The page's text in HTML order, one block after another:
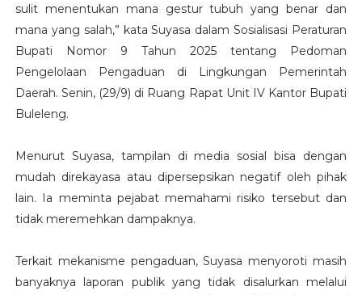
sulit menentukan mana gestur tubuh yang benar dan
mana yang salah,” kata Suyasa dalam Sosialisasi Peraturan
Bupati Nomor 9 Tahun 2025 tentang Pedoman
Pengelolaan Pengaduan di Lingkungan Pemerintah
Daerah. Senin, (29/9) di Ruang Rapat Unit IV Kantor Bupati
Buleleng.
Menurut Suyasa, tampilan di media sosial bisa dengan
mudah direkayasa atau dipersepsikan negatif oleh pihak
lain. Ia meminta pejabat memahami risiko tersebut dan
tidak meremehkan dampaknya.
Terkait mekanisme pengaduan, Suyasa menyoroti masih
banyaknya laporan publik yang tidak disalurkan melalui